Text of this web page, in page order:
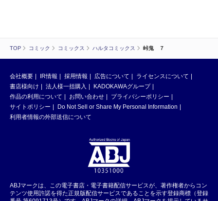
TOP コミック コミックス ハルタコミックス 峠鬼 ７
会社概要 IR情報 採用情報 広告について
ライセンスについて
書店様向け
法人様一括購入
KADOKAWAグループ
作品の利用について
お問い合わせ
プライバシーポリシー
サイトポリシー
Do Not Sell or Share My Personal Information
利用者情報の外部送信について
ABJマークは、この電子書店・電子書籍配信サービスが、著作権者からコン
テンツ使用許諾を得た正規版配信サービスであることを示す登録商標（登録